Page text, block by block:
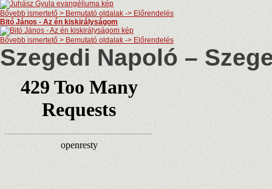
Bővebb ismertető > Bemutató oldalak -> Előrendelés
Bitó János - Az én kiskirályságom
Bővebb ismertető > Bemutató oldalak -> Előrendelés
Szegedi Napoló –